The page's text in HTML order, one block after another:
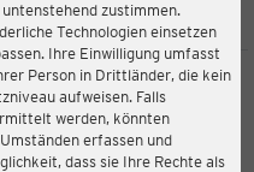
zustimmen.
Technologien einsetzen
Ihre Einwilligung umfasst
Person in Drittländer, die kein
aufweisen. Falls
werden, könnten
erfassen und
dass sie Ihre Rechte als
AKTIONEN